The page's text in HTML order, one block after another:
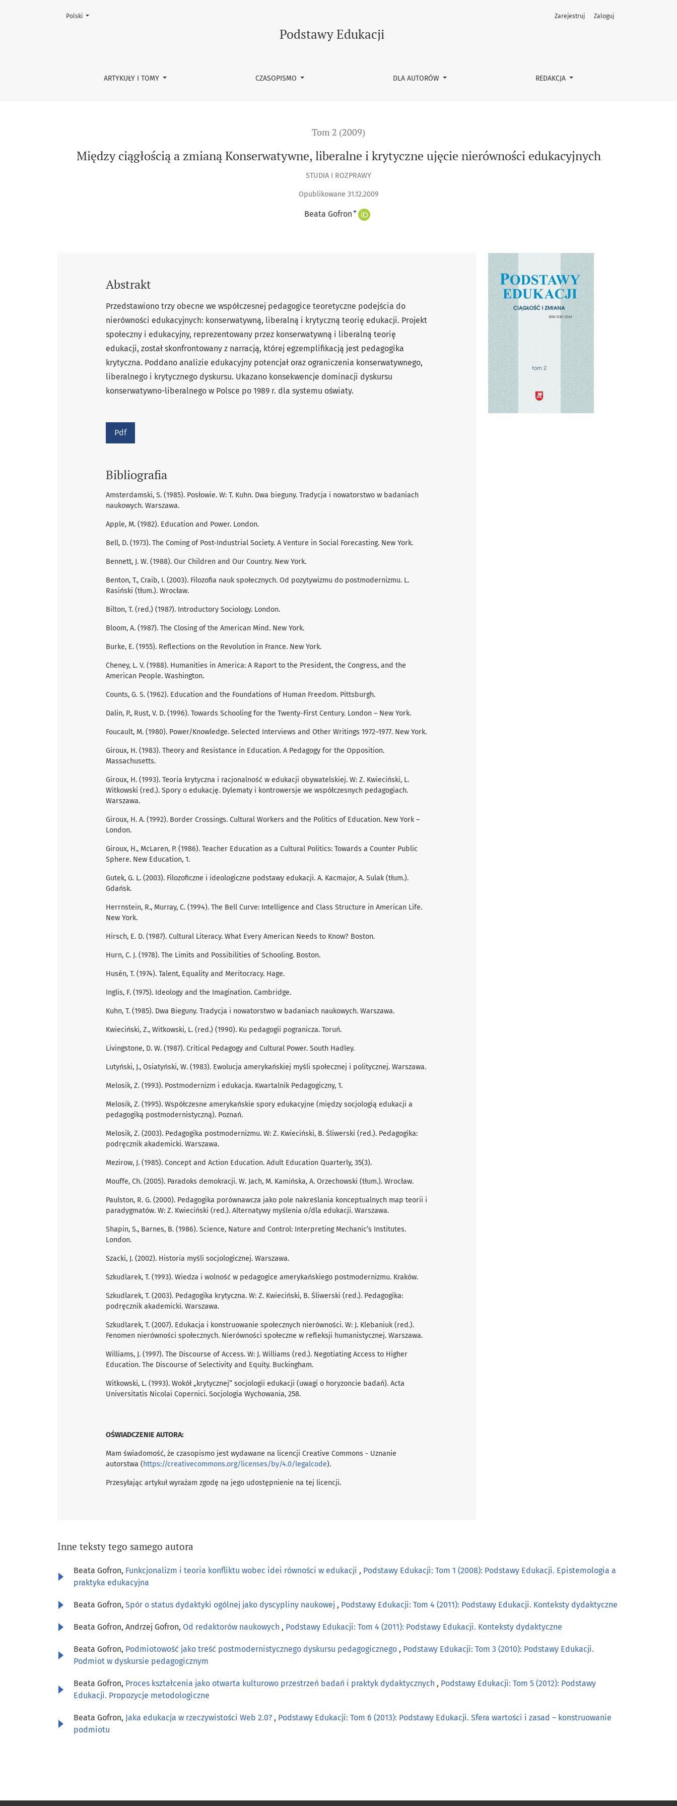
Między ciągłością a zmianą Konserwatywne, liberalne i krytyczne ujęcie nierówności edukacyjnych
Podstawy Edukacji
ARTYKUŁY I TOMY CZASOPISMO DLA AUTORÓW REDAKCJA
Zarejestruj Zaloguj
Zmień język, obecnie wybrany to:
Polski
Tom 2 (2009)
Między ciągłością a zmianą Konserwatywne, liberalne i krytyczne ujęcie nierówności edukacyjnych
STUDIA I ROZPRAWY
Opublikowane 31.12.2009
Beata Gofron +
Abstrakt
Przedstawiono trzy obecne we współczesnej pedagogice teoretyczne podejścia do
nierówności edukacyjnych: konserwatywną, liberalną i krytyczną teorię edukacji. Projekt
społeczny i edukacyjny, reprezentowany przez konserwatywną i liberalną teorię
edukacji, został skonfrontowany z narracją, której egzempliﬁkacją jest pedagogika
krytyczna. Poddano analizie edukacyjny potencjał oraz ograniczenia konserwatywnego,
liberalnego i krytycznego dyskursu. Ukazano konsekwencje dominacji dyskursu
konserwatywno-liberalnego w Polsce po 1989 r. dla systemu oświaty.
Pdf
Bibliografia
Amsterdamski, S. (1985). Posłowie. W: T. Kuhn. Dwa bieguny. Tradycja i nowatorstwo w badaniach
naukowych. Warszawa.
Apple, M. (1982). Education and Power. London.
Bell, D. (1973). The Coming of Post-Industrial Society. A Venture in Social Forecasting. New York.
Bennett, J. W. (1988). Our Children and Our Country. New York.
Benton, T., Craib, I. (2003). Filozoﬁa nauk społecznych. Od pozytywizmu do postmodernizmu. L.
Rasiński (tłum.). Wrocław.
Bilton, T. (red.) (1987). Introductory Sociology. London.
Bloom, A. (1987). The Closing of the American Mind. New York.
Burke, E. (1955). Reﬂections on the Revolution in France. New York.
Cheney, L. V. (1988). Humanities in America: A Raport to the President, the Congress, and the
American People. Washington.
Counts, G. S. (1962). Education and the Foundations of Human Freedom. Pittsburgh.
Dalin, P., Rust, V. D. (1996). Towards Schooling for the Twenty-First Century. London – New York.
Foucault, M. (1980). Power/Knowledge. Selected Interviews and Other Writings 1972–1977. New York.
Giroux, H. (1983). Theory and Resistance in Education. A Pedagogy for the Opposition.
Massachusetts.
Giroux, H. (1993). Teoria krytyczna i racjonalność w edukacji obywatelskiej. W: Z. Kwieciński, L.
Witkowski (red.). Spory o edukację. Dylematy i kontrowersje we współczesnych pedagogiach.
Warszawa.
Giroux, H. A. (1992). Border Crossings. Cultural Workers and the Politics of Education. New York –
London.
Giroux, H., McLaren, P. (1986). Teacher Education as a Cultural Politics: Towards a Counter Public
Sphere. New Education, 1.
Gutek, G. L. (2003). Filozoﬁczne i ideologiczne podstawy edukacji. A. Kacmajor, A. Sulak (tłum.).
Gdańsk.
Herrnstein, R., Murray, C. (1994). The Bell Curve: Intelligence and Class Structure in American Life.
New York.
Hirsch, E. D. (1987). Cultural Literacy. What Every American Needs to Know? Boston.
Hurn, C. J. (1978). The Limits and Possibilities of Schooling. Boston.
Husén, T. (1974). Talent, Equality and Meritocracy. Hage.
Inglis, F. (1975). Ideology and the Imagination. Cambridge.
Kuhn, T. (1985). Dwa Bieguny. Tradycja i nowatorstwo w badaniach naukowych. Warszawa.
Kwieciński, Z., Witkowski, L. (red.) (1990). Ku pedagogii pogranicza. Toruń.
Livingstone, D. W. (1987). Critical Pedagogy and Cultural Power. South Hadley.
Lutyński, J., Osiatyński, W. (1983). Ewolucja amerykańskiej myśli społecznej i politycznej. Warszawa.
Melosik, Z. (1993). Postmodernizm i edukacja. Kwartalnik Pedagogiczny, 1.
Melosik, Z. (1995). Współczesne amerykańskie spory edukacyjne (między socjologią edukacji a
pedagogiką postmodernistyczną). Poznań.
Melosik, Z. (2003). Pedagogika postmodernizmu. W: Z. Kwieciński, B. Śliwerski (red.). Pedagogika:
podręcznik akademicki. Warszawa.
Mezirow, J. (1985). Concept and Action Education. Adult Education Quarterly, 35(3).
Mouffe, Ch. (2005). Paradoks demokracji. W. Jach, M. Kamińska, A. Orzechowski (tłum.). Wrocław.
Paulston, R. G. (2000). Pedagogika porównawcza jako pole nakreślania konceptualnych map teorii i
paradygmatów. W: Z. Kwieciński (red.). Alternatywy myślenia o/dla edukacji. Warszawa.
Shapin, S., Barnes, B. (1986). Science, Nature and Control: Interpreting Mechanic’s Institutes.
London.
Szacki, J. (2002). Historia myśli socjologicznej. Warszawa.
Szkudlarek, T. (1993). Wiedza i wolność w pedagogice amerykańskiego postmodernizmu. Kraków.
Szkudlarek, T. (2003). Pedagogika krytyczna. W: Z. Kwieciński, B. Śliwerski (red.). Pedagogika:
podręcznik akademicki. Warszawa.
Szkudlarek, T. (2007). Edukacja i konstruowanie społecznych nierówności. W: J. Klebaniuk (red.).
Fenomen nierówności społecznych. Nierówności społeczne w reﬂeksji humanistycznej. Warszawa.
Williams, J. (1997). The Discourse of Access. W: J. Williams (red.). Negotiating Access to Higher
Education. The Discourse of Selectivity and Equity. Buckingham.
Witkowski, L. (1993). Wokół „krytycznej” socjologii edukacji (uwagi o horyzoncie badań). Acta
Universitatis Nicolai Copernici. Socjologia Wychowania, 258.
OŚWIADCZENIE AUTORA:
Mam świadomość, że czasopismo jest wydawane na licencji Creative Commons - Uznanie
autorstwa (https://creativecommons.org/licenses/by/4.0/legalcode).
Przesyłając artykuł wyrażam zgodę na jego udostępnienie na tej licencji.
Inne teksty tego samego autora
Beata Gofron, Funkcjonalizm i teoria konfliktu wobec idei równości w edukacji , Podstawy Edukacji: Tom 1 (2008): Podstawy Edukacji. Epistemologia a
praktyka edukacyjna
Beata Gofron, Spór o status dydaktyki ogólnej jako dyscypliny naukowej , Podstawy Edukacji: Tom 4 (2011): Podstawy Edukacji. Konteksty dydaktyczne
Beata Gofron, Andrzej Gofron, Od redaktorów naukowych , Podstawy Edukacji: Tom 4 (2011): Podstawy Edukacji. Konteksty dydaktyczne
Beata Gofron, Podmiotowość jako treść postmodernistycznego dyskursu pedagogicznego , Podstawy Edukacji: Tom 3 (2010): Podstawy Edukacji.
Podmiot w dyskursie pedagogicznym
Beata Gofron, Proces kształcenia jako otwarta kulturowo przestrzeń badań i praktyk dydaktycznych , Podstawy Edukacji: Tom 5 (2012): Podstawy
Edukacji. Propozycje metodologiczne
Beata Gofron, Jaka edukacja w rzeczywistości Web 2.0? , Podstawy Edukacji: Tom 6 (2013): Podstawy Edukacji. Sfera wartości i zasad – konstruowanie
podmiotu